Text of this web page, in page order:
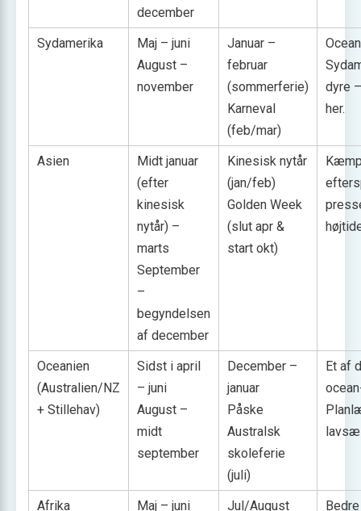
december
Sydamerika
Maj – juni
August –
november
Januar –
februar
(sommerferie)
Karneval
(feb/mar)
dyre
her.
Asien
Midt januar
(efter
kinesisk
nytår) –
marts
September
–
begyndelsen
af december
Kinesisk nytår
(jan/feb)
Golden Week
(slut apr &
start okt)
Oceanien
(Australien/NZ
+ Stillehav)
Sidst i april
– juni
August –
midt
september
December –
januar
Påske
Australsk
skoleferie
(juli)
Et af
Afrika
Maj – juni
Jul/August